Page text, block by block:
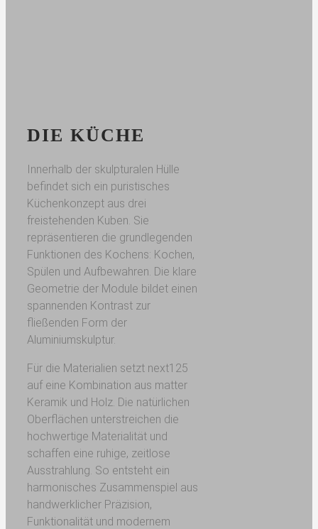
DIE KÜCHE
Innerhalb der skulpturalen Hülle
befindet sich ein puristisches
Küchenkonzept aus drei
freistehenden Kuben. Sie
repräsentieren die grundlegenden
Funktionen des Kochens: Kochen,
Spülen und Aufbewahren. Die klare
Geometrie der Module bildet einen
spannenden Kontrast zur
fließenden Form der
Aluminiumskulptur.
Für die Materialien setzt next125
auf eine Kombination aus matter
Keramik und Holz. Die natürlichen
Oberflächen unterstreichen die
hochwertige Materialität und
schaffen eine ruhige, zeitlose
Ausstrahlung. So entsteht ein
harmonisches Zusammenspiel aus
handwerklicher Präzision,
Funktionalität und modernem